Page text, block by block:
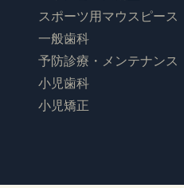
スポーツ用マウスピース
一般歯科
予防診療・メンテナンス
小児歯科
小児矯正